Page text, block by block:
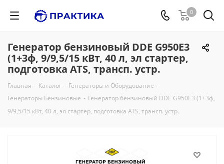
0
Генератор бензиновый DDE G950E3
(1+3ф, 9/9,5/15 кВт, 40 л, эл стартер,
подготовка ATS, трансп. устр.
Главная - Каталог - Генераторы и Оборудование -
Генераторы Бензиновые - Генератор бензиновый DDE G950E3 (1+3ф,
9/9,5/15 кВт, 40 л, эл стартер, подготовка ATS, трансп. устр.